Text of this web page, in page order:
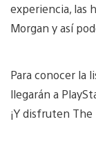
experiencia, las
Morgan y así
Para conocer la
llegarán a
¡Y disfruten The